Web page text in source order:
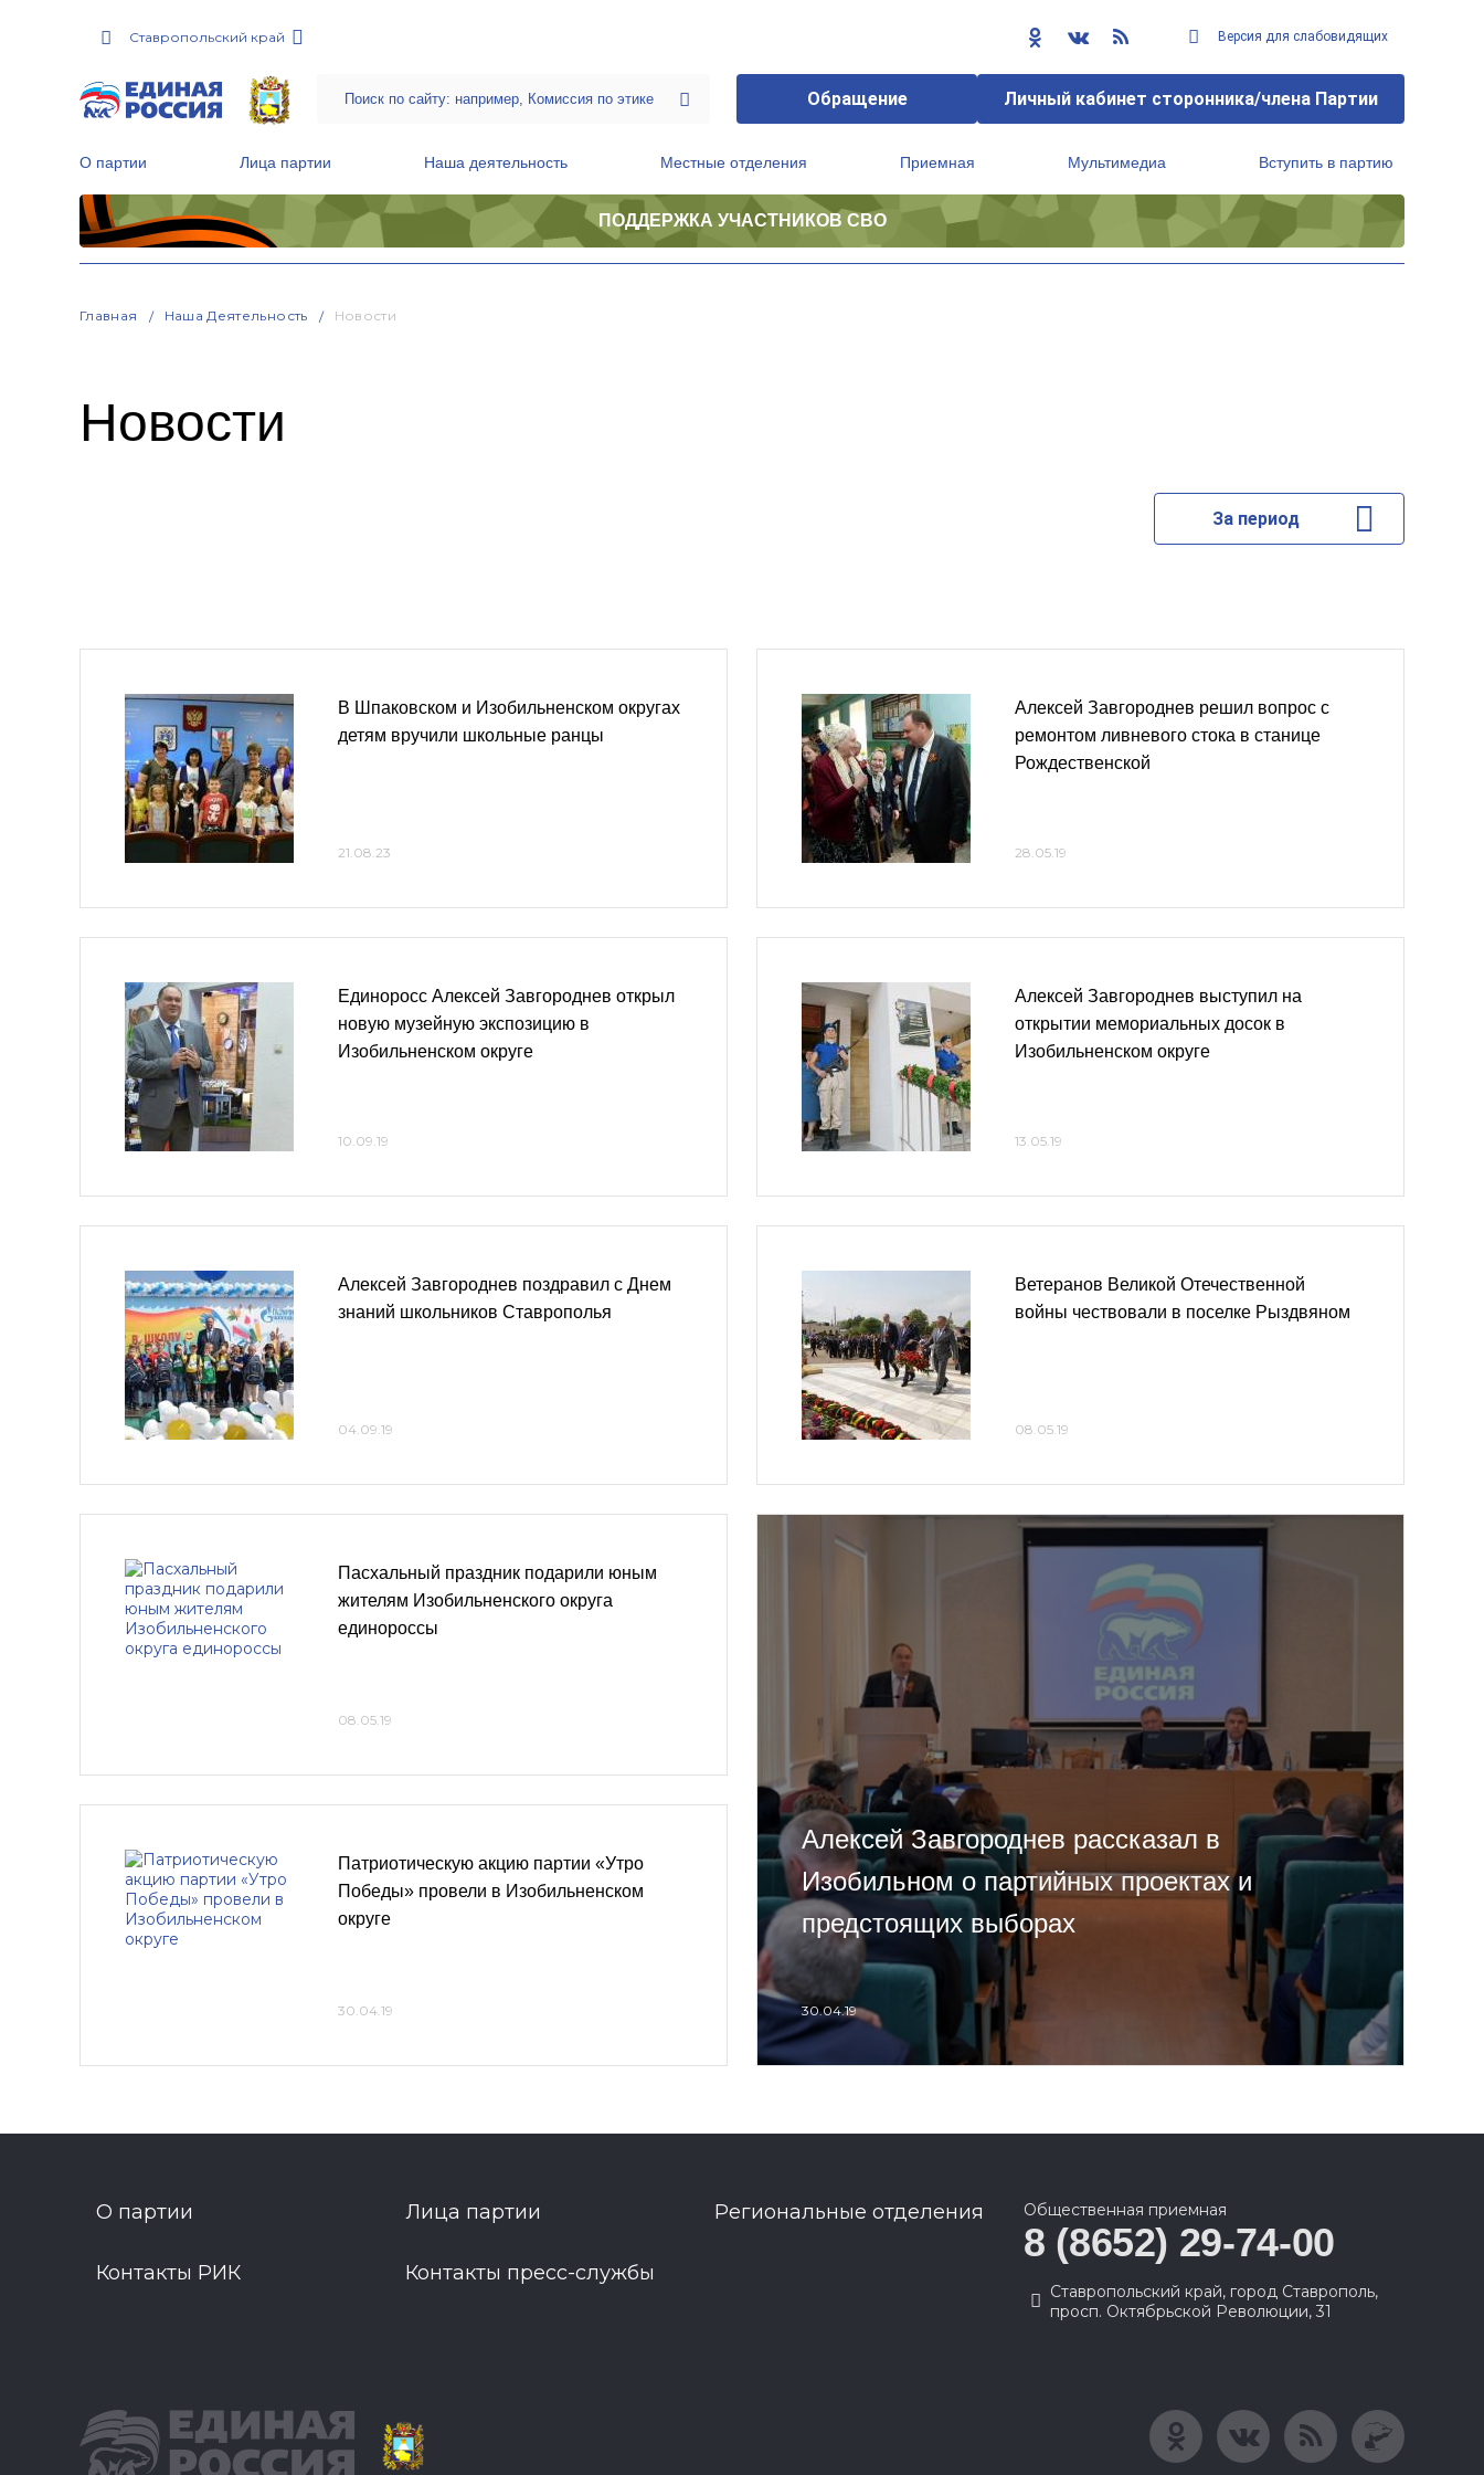
Ставропольский край Версия для слабовидящих
Обращение Личный кабинет сторонника/члена Партии
О партии Лица партии Наша деятельность Местные отделения Приемная Мультимедиа Вступить в партию
ПОДДЕРЖКА УЧАСТНИКОВ СВО
Главная Наша Деятельность Новости
Новости
За период
В Шпаковском и Изобильненском округах
детям вручили школьные ранцы
21.08.23
Единоросс Алексей Завгороднев открыл
новую музейную экспозицию в
Изобильненском округе
10.09.19
Алексей Завгороднев поздравил с Днем
знаний школьников Ставрополья
04.09.19
Алексей Завгороднев решил вопрос с
ремонтом ливневого стока в станице
Рождественской
28.05.19
Алексей Завгороднев выступил на
открытии мемориальных досок в
Изобильненском округе
13.05.19
Ветеранов Великой Отечественной
войны чествовали в поселке Рыздвяном
08.05.19
Пасхальный праздник подарили юным
жителям Изобильненского округа
единороссы
08.05.19
Патриотическую акцию партии «Утро
Победы» провели в Изобильненском
округе
30.04.19
Алексей Завгороднев рассказал в
Изобильном о партийных проектах и
предстоящих выборах
30.04.19
О партии Лица партии Региональные отделения
Контакты РИК Контакты пресс-службы
Общественная приемная
8 (8652) 29-74-00
Ставропольский край, город Ставрополь,
просп. Октябрьской Революции, 31